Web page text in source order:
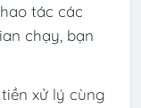
tác các
chạy, bạn
xử lý cùng